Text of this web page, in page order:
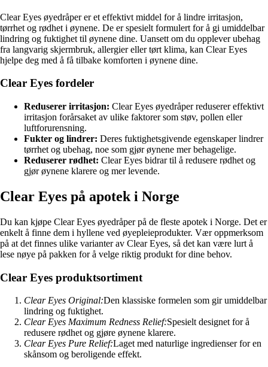
Clear Eyes øyedråper er et effektivt middel for å lindre irritasjon,
tørrhet og rødhet i øynene. De er spesielt formulert for å gi umiddelbar
lindring og fuktighet til øynene dine. Uansett om du opplever ubehag
fra langvarig skjermbruk, allergier eller tørt klima, kan Clear Eyes
hjelpe deg med å få tilbake komforten i øynene dine.
Clear Eyes fordeler
Reduserer irritasjon: Clear Eyes øyedråper reduserer effektivt
irritasjon forårsaket av ulike faktorer som støv, pollen eller
luftforurensning.
Fukter og lindrer: Deres fuktighetsgivende egenskaper lindrer
tørrhet og ubehag, noe som gjør øynene mer behagelige.
Reduserer rødhet: Clear Eyes bidrar til å redusere rødhet og
gjør øynene klarere og mer levende.
Clear Eyes på apotek i Norge
Du kan kjøpe Clear Eyes øyedråper på de fleste apotek i Norge. Det er
enkelt å finne dem i hyllene ved øyepleieprodukter. Vær oppmerksom
på at det finnes ulike varianter av Clear Eyes, så det kan være lurt å
lese nøye på pakken for å velge riktig produkt for dine behov.
Clear Eyes produktsortiment
Clear Eyes Original:Den klassiske formelen som gir umiddelbar
lindring og fuktighet.
Clear Eyes Maximum Redness Relief:Spesielt designet for å
redusere rødhet og gjøre øynene klarere.
Clear Eyes Pure Relief:Laget med naturlige ingredienser for en
skånsom og beroligende effekt.